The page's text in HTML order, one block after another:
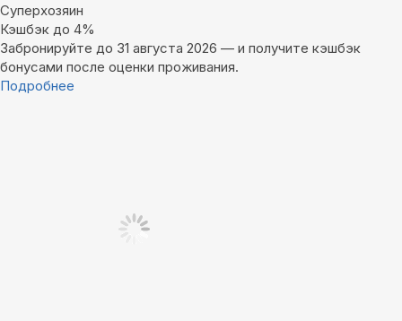
Суперхозяин
Кэшбэк до 4%
Забронируйте до 31 августа 2026 — и получите кэшбэк
бонусами после оценки проживания.
Подробнее